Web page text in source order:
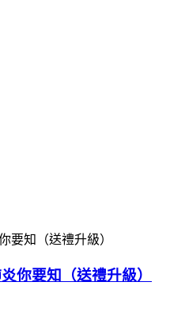
你要知（送禮升級）